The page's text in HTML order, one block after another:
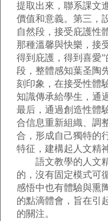
提取出來，聯系課文
價值和意義。第三，
自然段，接受庇護性
那種溫馨與快樂，接
得到庇護，得到喜愛
段，整體感知葉圣陶
刻印象，在接受性體
知識傳承給學生，通
最后，通過創造性體
合信息重新組織、調
合，形成自己獨特的
特征，建構起人文精
語文教學的人文精
的，沒有固定模式可
感悟中也有體驗與熏
的點滴體會，旨在引
的關注。